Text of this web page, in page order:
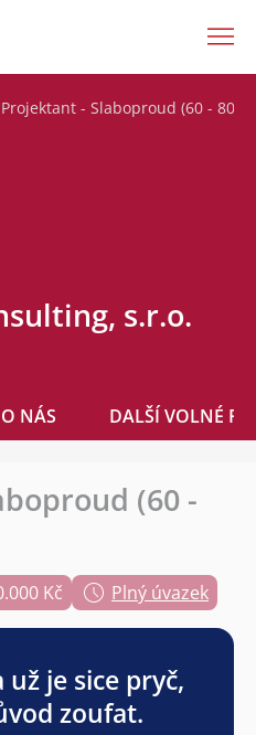
Projektant - Slaboproud (60 -
s.r.o.
O NÁS DALŠÍ VOLNÉ
(60 -
Kč Plný úvazek
je sice pryč,
zoufat.